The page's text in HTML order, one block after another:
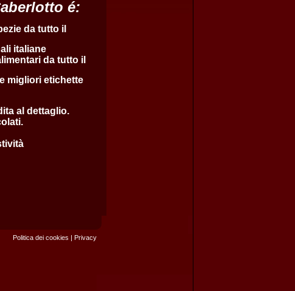
é:
da tutto il
italiane
da tutto il
migliori etichette
al dettaglio.
Politica dei cookies | Privacy